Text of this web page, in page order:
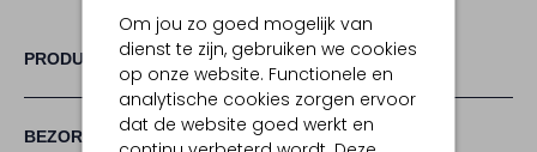
Om jou zo goed mogelijk van
dienst te zijn, gebruiken we cookies
op onze website. Functionele en
analytische cookies zorgen ervoor
dat de website goed werkt en
PRODUCT INFORMATIE
BEZORGEN & RETOURNEREN